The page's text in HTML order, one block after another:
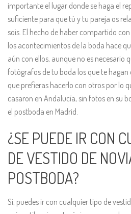
importante el lugar donde se haga el
suficiente para que tú y tu pareja os
sois. El hecho de haber compartido
los acontecimientos de la boda hace
aún con ellos, aunque no es necesario
fotógrafos de tu boda los que te
que prefieras hacerlo con otros por lo
casaron en Andalucía, sin fotos en su
el postboda en Madrid.
¿SE PUEDE IR CON
DE VESTIDO DE
POSTBODA?
Sí, puedes ir con cualquier tipo de